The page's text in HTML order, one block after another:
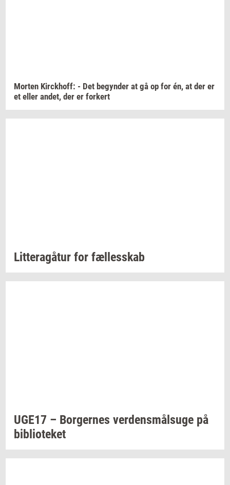
Mor­ten Kirck­hoff: - Det be­gyn­der at gå op for én, at der er
et eller andet, der er for­kert
Lit­tera­gå­tur for fæl­les­skab
UGE17 – Bor­ger­nes ver­dens­målsu­ge på
bi­bli­o­te­ket